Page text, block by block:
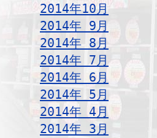
2014年10月
2014年 9月
2014年 8月
2014年 7月
2014年 6月
2014年 5月
2014年 4月
2014年 3月